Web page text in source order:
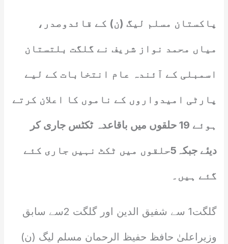
پاکستان مسلم لیگ (ن) کے قائدوصدر،
میاں محمد نواز شریف نے گلگت بلتستان
اسمبلی کے آئندہ عام انتخابات کے لیے
پارٹی امیدواروں کے ناموں کا اعلان کرتے
ہوئے 19 حلقوں میں باقاعدہ ٹکٹس جاری کر
دیئے جبکہ5حلقوں میں ٹکٹ نہیں جاری کئے
گئے ہیں۔
گلگت1 سے شفیق الدین اور گلگت 2سے سابق
وزیراعلیٰ حافظ حفیظ الرحمان مسلم لیگ (ن)